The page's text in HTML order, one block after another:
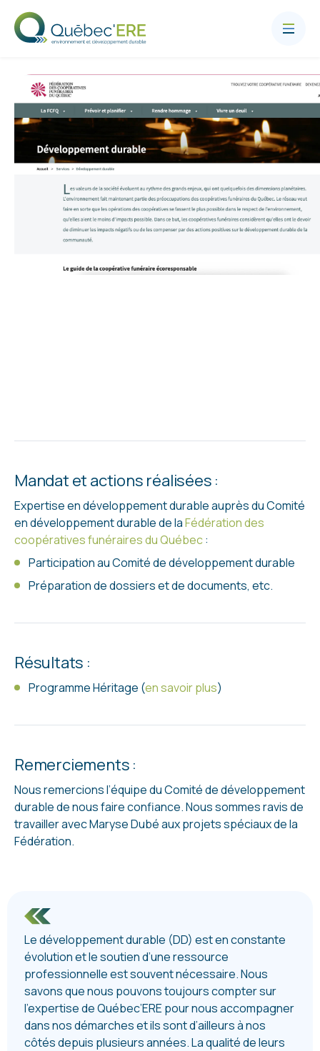
Mandat et actions réalisées :
Expertise en développement durable auprès du Comité
en développement durable de laFédération des
coopératives funéraires du Québec:
Participation au Comité de développement durable
Préparation de dossiers et de documents, etc.
Résultats :
Programme Héritage (en savoir plus)
Remerciements :
Nous remercions l’équipe du Comité de développement
durable de nous faire confiance. Nous sommes ravis de
travailler avec Maryse Dubé aux projets spéciaux de la
Fédération.
Le développement durable (DD) est en constante
évolution et le soutien d’une ressource
professionnelle est souvent nécessaire. Nous
savons que nous pouvons toujours compter sur
l’expertise de Québec’ERE pour nous accompagner
dans nos démarches et ils sont d’ailleurs à nos
côtés depuis plusieurs années. La qualité de leurs